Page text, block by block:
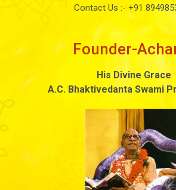
Contact Us :- +91
Founder-
His Divine Grace
A.C. Bhaktivedanta Swami